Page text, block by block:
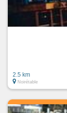
2.5 km
Noirétable